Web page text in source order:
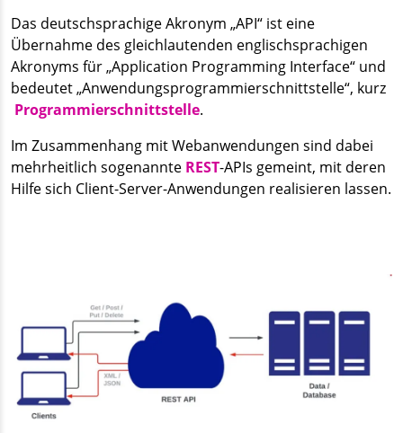
Das deutschsprachige Akronym „API“ ist eine
Übernahme des gleichlautenden englischsprachigen
Akronyms für „Application Programming Interface“ und
bedeutet „Anwendungsprogrammierschnittstelle“, kurz
Programmierschnittstelle.
Im Zusammenhang mit Webanwendungen sind dabei
mehrheitlich sogenannte REST-APIs gemeint, mit deren
Hilfe sich Client-Server-Anwendungen realisieren lassen.